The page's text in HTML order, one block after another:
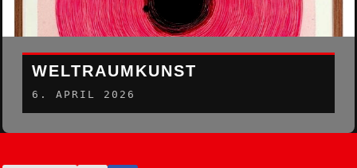
WELTRAUMKUNST
6. APRIL 2026